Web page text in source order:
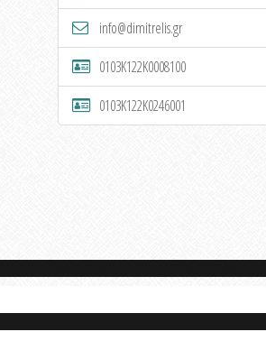
info@dimitrelis.gr
0103K122K0008100
0103K122K0246001